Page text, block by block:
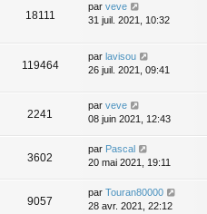
18111
par veve
31 juil. 2021, 10:32
119464
par lavisou
26 juil. 2021, 09:41
2241
par veve
08 juin 2021, 12:43
3602
par Pascal
20 mai 2021, 19:11
9057
par Touran80000
28 avr. 2021, 22:12